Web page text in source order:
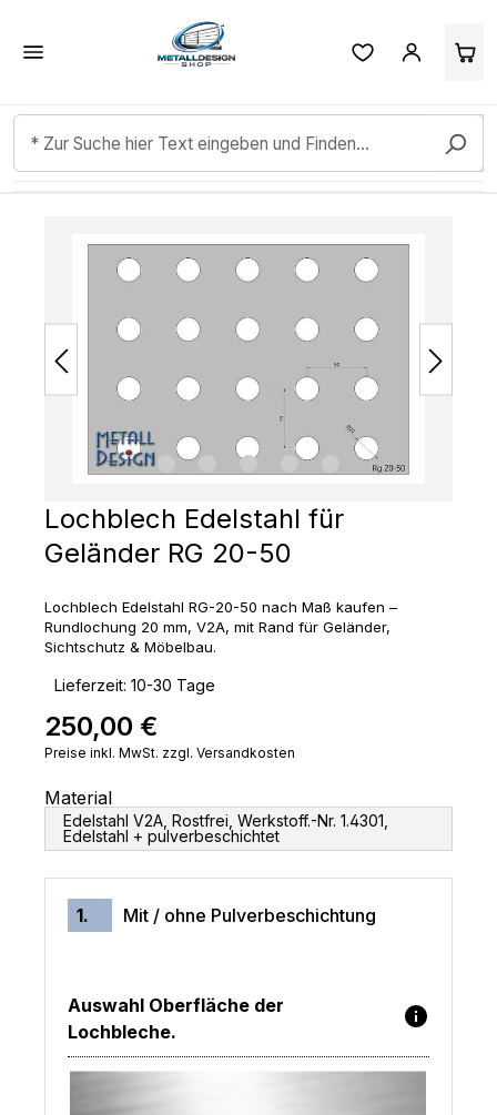
Zum Hauptinhalt springen
Bildergalerie überspringen
Lochblech Edelstahl für
Geländer RG 20-50
Lochblech Edelstahl RG-20-50 nach Maß kaufen –
Rundlochung 20 mm, V2A, mit Rand für Geländer,
Sichtschutz & Möbelbau.
Lieferzeit: 10-30 Tage
Regulärer Preis:
250,00 €
Preise inkl. MwSt. zzgl. Versandkosten
Material
Edelstahl V2A, Rostfrei, Werkstoff.-Nr. 1.4301,
Edelstahl + pulverbeschichtet
1. Mit / ohne Pulverbeschichtung
Auswahl Oberfläche der
Lochbleche.